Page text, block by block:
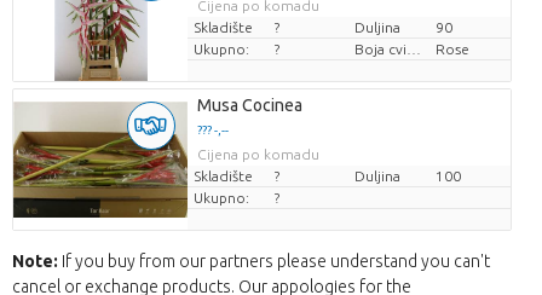
Cijena po komadu
Skladište
? Duljina
90
Ukupno:
? Rose
Musa Cocinea
??? -,--
Cijena po komadu
Skladište
? Duljina
100
Ukupno:
?
Note: If you buy from our partners please understand you can't
cancel or exchange products. Our appologies for the